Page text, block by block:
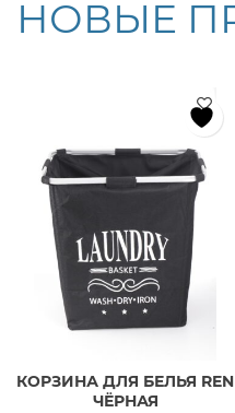
НОВЫЕ
КОРЗИНА ДЛЯ БЕЛЬЯ REN
ЧЁРНАЯ